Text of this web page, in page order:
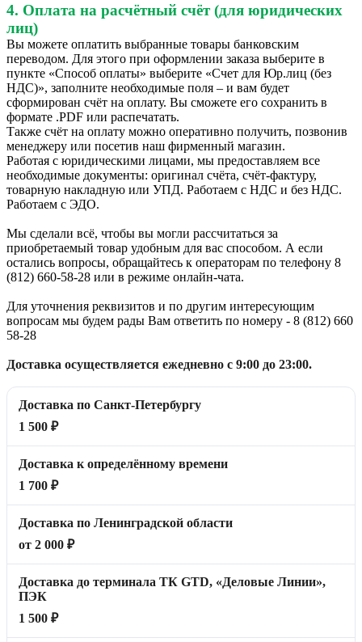
4. Оплата на расчётный счёт (для юридических
лиц)
Вы можете оплатить выбранные товары банковским
переводом. Для этого при оформлении заказа выберите в
пункте «Способ оплаты» выберите «Счет для Юр.лиц (без
НДС)», заполните необходимые поля – и вам будет
сформирован счёт на оплату. Вы сможете его сохранить в
формате .PDF или распечатать.
Также счёт на оплату можно оперативно получить, позвонив
менеджеру или посетив наш фирменный магазин.
Работая с юридическими лицами, мы предоставляем все
необходимые документы: оригинал счёта, счёт-фактуру,
товарную накладную или УПД. Работаем с НДС и без НДС.
Работаем с ЭДО.
Мы сделали всё, чтобы вы могли рассчитаться за
приобретаемый товар удобным для вас способом. А если
остались вопросы, обращайтесь к операторам по телефону 8
(812) 660-58-28 или в режиме онлайн-чата.
Для уточнения реквизитов и по другим интересующим
вопросам мы будем рады Вам ответить по номеру - 8 (812) 660
58-28
Доставка осуществляется ежедневно с 9:00 до 23:00.
Доставка по Санкт-Петербургу
1 500 ₽
Доставка к определённому времени
1 700 ₽
Доставка по Ленинградской области
от 2 000 ₽
Доставка до терминала ТК GTD, «Деловые Линии»,
ПЭК
1 500 ₽